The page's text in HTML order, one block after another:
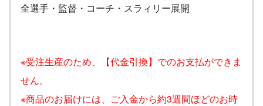
全選手・監督・コーチ・スラィリー展開
※受注生産のため、【代金引換】でのお支払ができま
せん。
※商品のお届けには、ご入金から約3週間ほどのお時